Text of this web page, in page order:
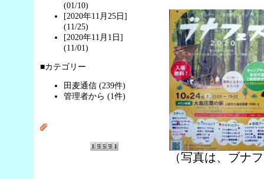
(01/10)
[2020年11月25日]
(11/25)
[2020年11月1日]
(11/01)
■カテゴリー
田麦通信 (239件)
管理者から (1件)
（写真は、ブナ